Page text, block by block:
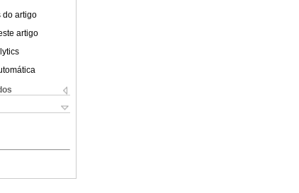
do artigo
artigo